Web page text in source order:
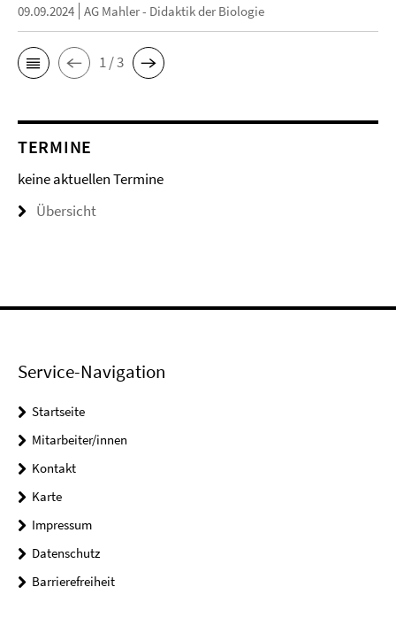
09.09.2024 AG Mahler - Didaktik der Biologie
1 / 3
TERMINE
keine aktuellen Termine
Übersicht
Service-Navigation
Startseite
Mitarbeiter/innen
Kontakt
Karte
Impressum
Datenschutz
Barrierefreiheit